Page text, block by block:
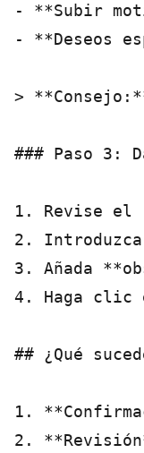
- **Subir
- **Deseos
>
### Paso 3:
1. Revise el
2.
3. Añada
4. Haga clic
## ¿Qué
1.
2.